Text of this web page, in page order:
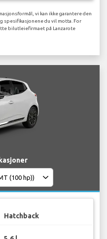
vi kan ikke garantere den
spesifikasjonene du vil motta. For
bilutleiefirmaet på Lanzarote
Hatchback